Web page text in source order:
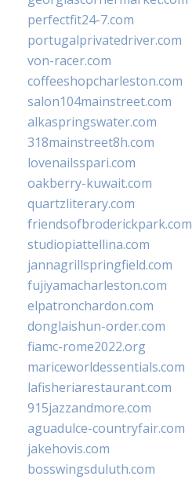
perfectfit24-7.com
portugalprivatedriver.com
von-racer.com
coffeeshopcharleston.com
salon104mainstreet.com
alkaspringswater.com
318mainstreet8h.com
lovenailsspari.com
oakberry-kuwait.com
quartzliterary.com
friendsofbroderickpark.com
studiopiattellina.com
jannagrillspringfield.com
fujiyamacharleston.com
elpatronchardon.com
donglaishun-order.com
fiamc-rome2022.org
mariceworldessentials.com
lafisheriarestaurant.com
915jazzandmore.com
aguadulce-countryfair.com
jakehovis.com
bosswingsduluth.com